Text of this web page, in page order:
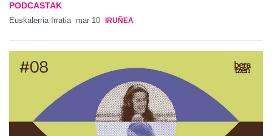
PODCASTAK
Euskalerria Irratia mar 10 IRUÑEA